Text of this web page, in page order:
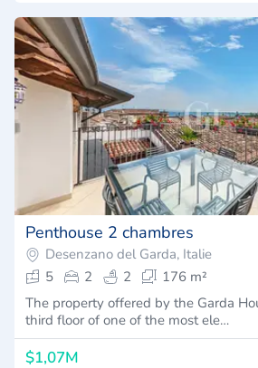
Penthouse 2 chambres
Desenzano del Garda, Italie
5
2 2
176 m²
The property offered by the Garda
third floor of one of the most ele…
$1,07M